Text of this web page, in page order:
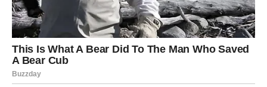
Dakle, koraci su sljedeći:
Odmjerite vodu i posolite je.
Stavite da proključa.